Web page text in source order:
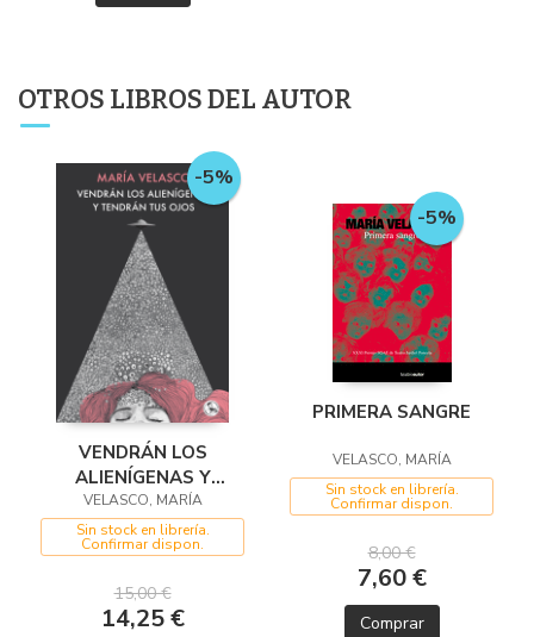
OTROS LIBROS DEL AUTOR
-5%
VENDRÁN LOS
ALIENÍGENAS Y
TENDRÁN TUS OJOS
VELASCO, MARÍA
Sin stock en librería.
Confirmar dispon.
15,00 €
14,25 €
-5%
PRIMERA SANGRE
VELASCO, MARÍA
Sin stock en librería.
Confirmar dispon.
8,00 €
7,60 €
Comprar